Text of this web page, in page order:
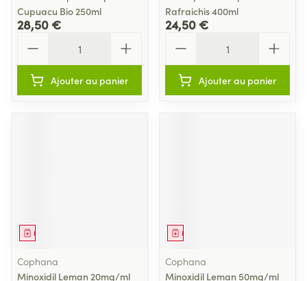
Cupuacu Bio 250ml
28,50 €
Ajouter au panier
Rafraichis 400ml
24,50 €
Ajouter au panier
Médicament
Cophana
Minoxidil Leman 20mg/ml
Médicament
Cophana
Minoxidil Leman 50mg/ml